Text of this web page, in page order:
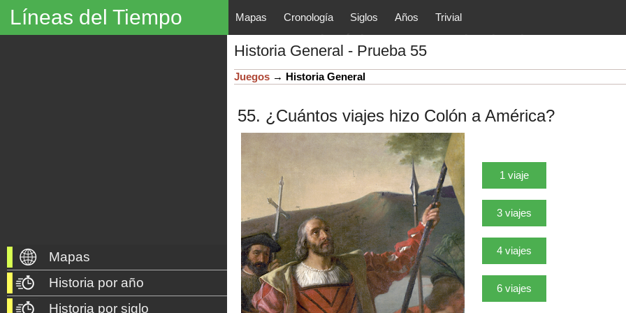
Líneas del Tiempo
Líneas del Tiempo, Mapas Históricos y principales
descubrimientos, exploraciones, política, arte, cultura, etc.) de la
año 3000 a. C. hasta nuestros días.
Mapas Cronología Siglos Años Trivial
Historia General - Prueba 55
Juegos → Historia General
55. ¿Cuántos viajes hizo Colón a América?
Mapas
Historia por año
Historia por siglo